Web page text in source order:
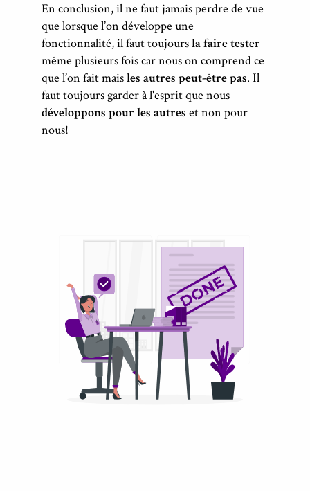
En conclusion, il ne faut jamais perdre de vue
que lorsque l’on développe une
fonctionnalité, il faut toujoursla faire tester
même plusieurs fois car nous on comprend ce
que l’on fait maisles autres peut-être pas. Il
faut toujours garder à l'esprit que nous
développons pour les autres et non pour
nous!